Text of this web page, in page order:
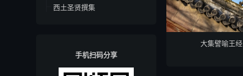
西土圣贤撰集
手机扫码分享
大集譬喻王经